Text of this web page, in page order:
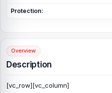
Protection:
Overview
Description
[vc_row][vc_column]